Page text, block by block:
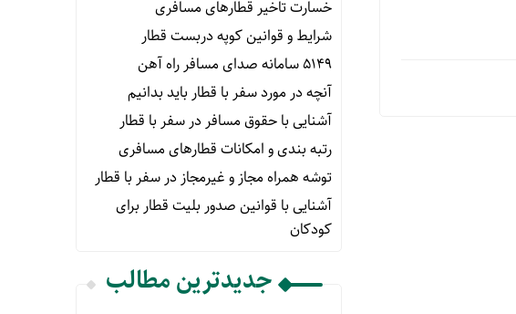
خسارت تاخیر قطارهای مسافری
شرایط و قوانین کوپه دربست قطار
۵۱۴۹ سامانه صدای مسافر راه آهن
آنچه در مورد سفر با قطار باید بدانیم
آشنایی با حقوق مسافر در سفر با قطار
رتبه بندی و امکانات قطارهای مسافری
توشه همراه مجاز و غیرمجاز در سفر با قطار
آشنایی با قوانین صدور بلیت قطار برای
کودکان
جدیدترین مطالب